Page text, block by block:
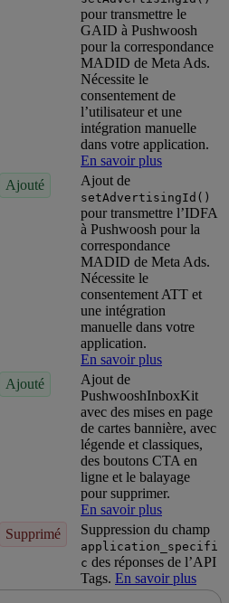
pour transmettre le
GAID à Pushwoosh
pour la correspondance
MADID de Meta Ads.
Nécessite le
consentement de
l’utilisateur et une
intégration manuelle
dans votre application.
En savoir plus
Ajouté Ajout de
setAdvertisingId()
pour transmettre l’IDFA
à Pushwoosh pour la
correspondance
MADID de Meta Ads.
Nécessite le
consentement ATT et
une intégration
manuelle dans votre
application.
En savoir plus
Ajouté
Ajout de
PushwooshInboxKit
avec des mises en page
de cartes bannière, avec
légende et classiques,
des boutons CTA en
ligne et le balayage
pour supprimer.
En savoir plus
Supprimé Suppression du champ
application_specifi
c des réponses de l’API
Tags. En savoir plus